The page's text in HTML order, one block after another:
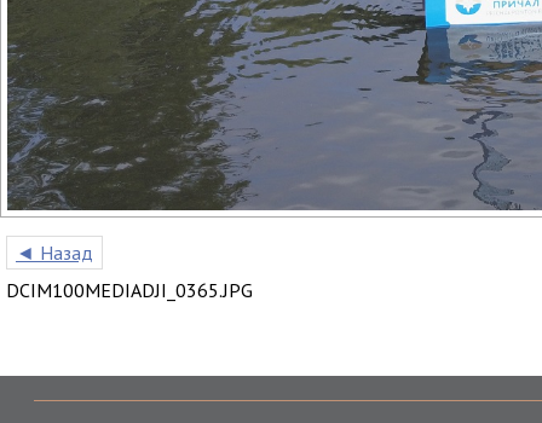
◄ Назад
DCIM100MEDIADJI_0365.JPG